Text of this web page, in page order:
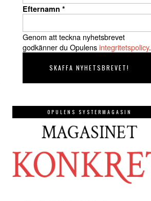
Efternamn *
Genom att teckna nyhetsbrevet
godkänner du Opulensintegritetspolicy.
OPULENS SYSTERMAGASIN